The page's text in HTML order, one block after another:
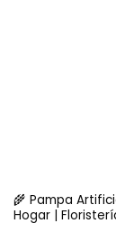
🌾 Pampa
Hogar |